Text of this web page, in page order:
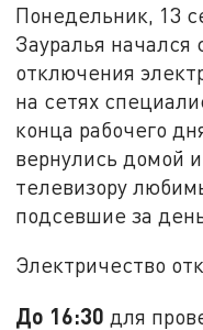
Понедельник, 13
Зауралья начался
отключения
на сетях
конца рабочего
вернулись домой
телевизору
подсевшие за
Электричество
До 16:30 для